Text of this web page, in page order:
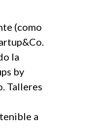
(como
la
by
Talleres
a